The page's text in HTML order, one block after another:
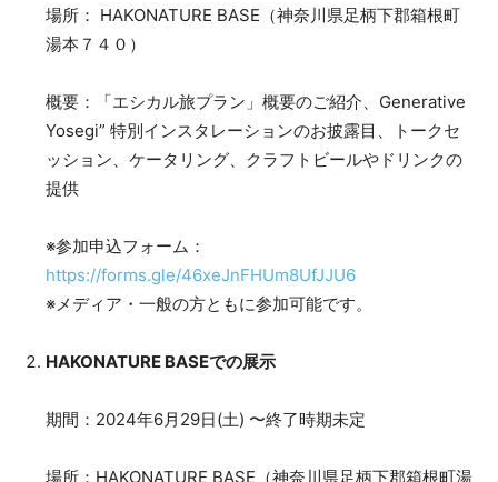
場所： HAKONATURE BASE（神奈川県足柄下郡箱根町
湯本７４０）
概要：「エシカル旅プラン」概要のご紹介、Generative
Yosegi” 特別インスタレーションのお披露目、トークセ
ッション、ケータリング、クラフトビールやドリンクの
提供
※参加申込フォーム：
https://forms.gle/46xeJnFHUm8UfJJU6
※メディア・一般の方ともに参加可能です。
HAKONATURE BASEでの展示
期間：2024年6月29日(土) 〜終了時期未定
場所：HAKONATURE BASE（神奈川県足柄下郡箱根町湯